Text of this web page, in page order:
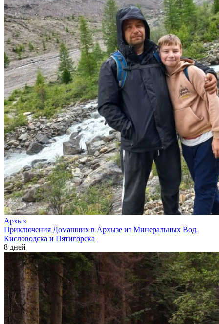
Архыз
Приключения Домашних в Архызе из Минеральных Вод,
Кисловодска и Пятигорска
8 дней